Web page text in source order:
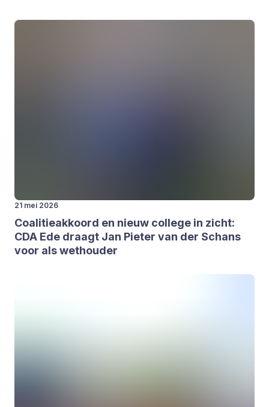
21 mei 2026
Coa­li­tie­ak­koord en nieuw col­le­ge in zicht:
CDA Ede draagt Jan Pie­ter van der Schans
voor als wet­hou­der